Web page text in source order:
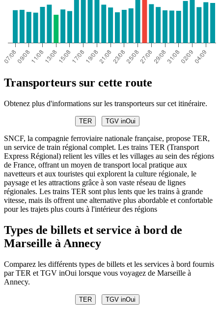
Transporteurs sur cette route
Obtenez plus d'informations sur les transporteurs sur cet itinéraire.
TER TGV inOui
SNCF, la compagnie ferroviaire nationale française, propose TER,
un service de train régional complet. Les trains TER (Transport
Express Régional) relient les villes et les villages au sein des régions
de France, offrant un moyen de transport local pratique aux
navetteurs et aux touristes qui explorent la culture régionale, le
paysage et les attractions grâce à son vaste réseau de lignes
régionales. Les trains TER sont plus lents que les trains à grande
vitesse, mais ils offrent une alternative plus abordable et confortable
pour les trajets plus courts à l'intérieur des régions
Types de billets et service à bord de
Marseille à Annecy
Comparez les différents types de billets et les services à bord fournis
par TER et TGV inOui lorsque vous voyagez de Marseille à
Annecy.
TER TGV inOui